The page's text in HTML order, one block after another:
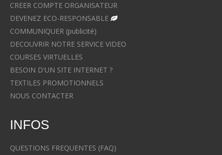
CREER COMPTE ORGANISATEUR
DEVENEZ ECO-RESPONSABLE
COMMUNIQUER (publicité)
DECOUVRIR NOTRE SERVICE VIDEO
COURSES VIRTUELLES
BESOIN D'UN SITE INTERNET ?
TEXTILES PROMOTIONNELS
NOUS CONTACTER
INFOS
QUESTIONS FREQUENTES (FAQ)